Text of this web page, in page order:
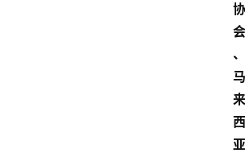
协
会
、
马
来
西
亚